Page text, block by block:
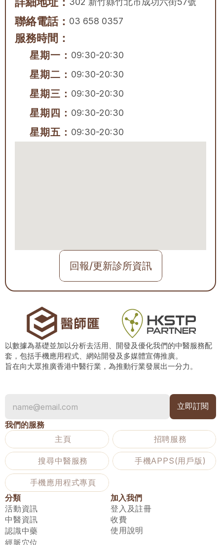
聯絡電話： 03 658 0357
服務時間：
星期一： 09:30-20:30
星期二： 09:30-20:30
星期三： 09:30-20:30
星期四： 09:30-20:30
星期五： 09:30-20:30
回報/更新診所資訊
以數據為基礎並加以分析去活用、開發及優化我們的中醫服務配
套，包括手機應用程式、網站開發及多媒體宣傳推廣。
旨在向大眾推廣香港中醫行業，為推動行業發展出一分力。
我們的服務
主頁
招聘服務
搜尋中醫服務 手機APPS(用戶版)
手機應用程式專頁
分類
活動資訊
中醫資訊
認識中藥
經脈穴位
加入我們
登入及註冊
收費
使用說明